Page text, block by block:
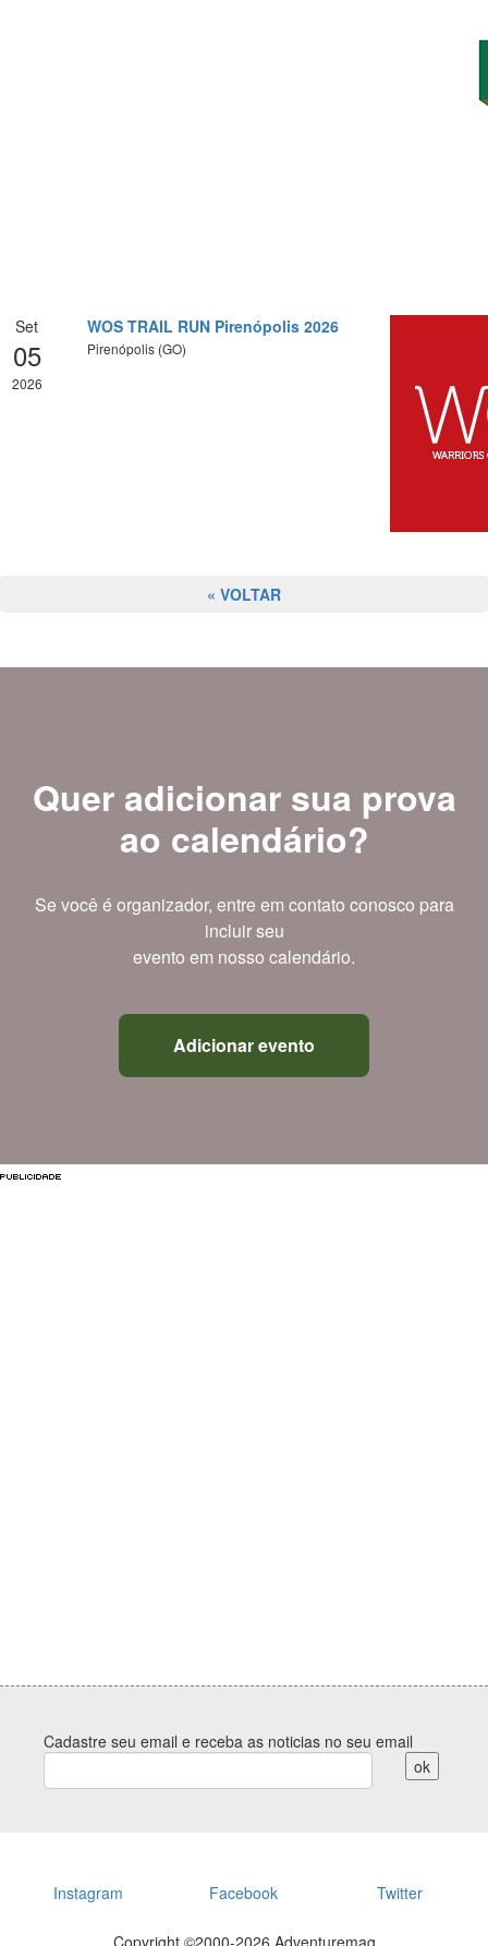
Set
05
2026
WOS TRAIL RUN Pirenópolis 2026
Pirenópolis (GO)
« VOLTAR
Quer adicionar sua prova
ao calendário?
Se você é organizador, entre em contato conosco para
incluir seu
evento em nosso calendário.
Adicionar evento
Cadastre seu email e receba as noticias no seu email
Instagram Facebook Twitter
Copyright ©2000-2026 Adventuremag